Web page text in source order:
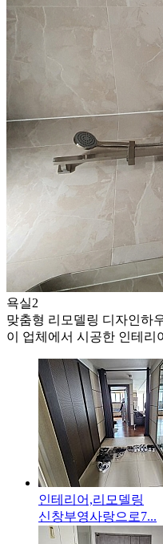
욕실2
맞춤형 리모델링 디자인하
이 업체에서 시공한 인테리
인테리어,리모델링
신창부영사랑으로7...